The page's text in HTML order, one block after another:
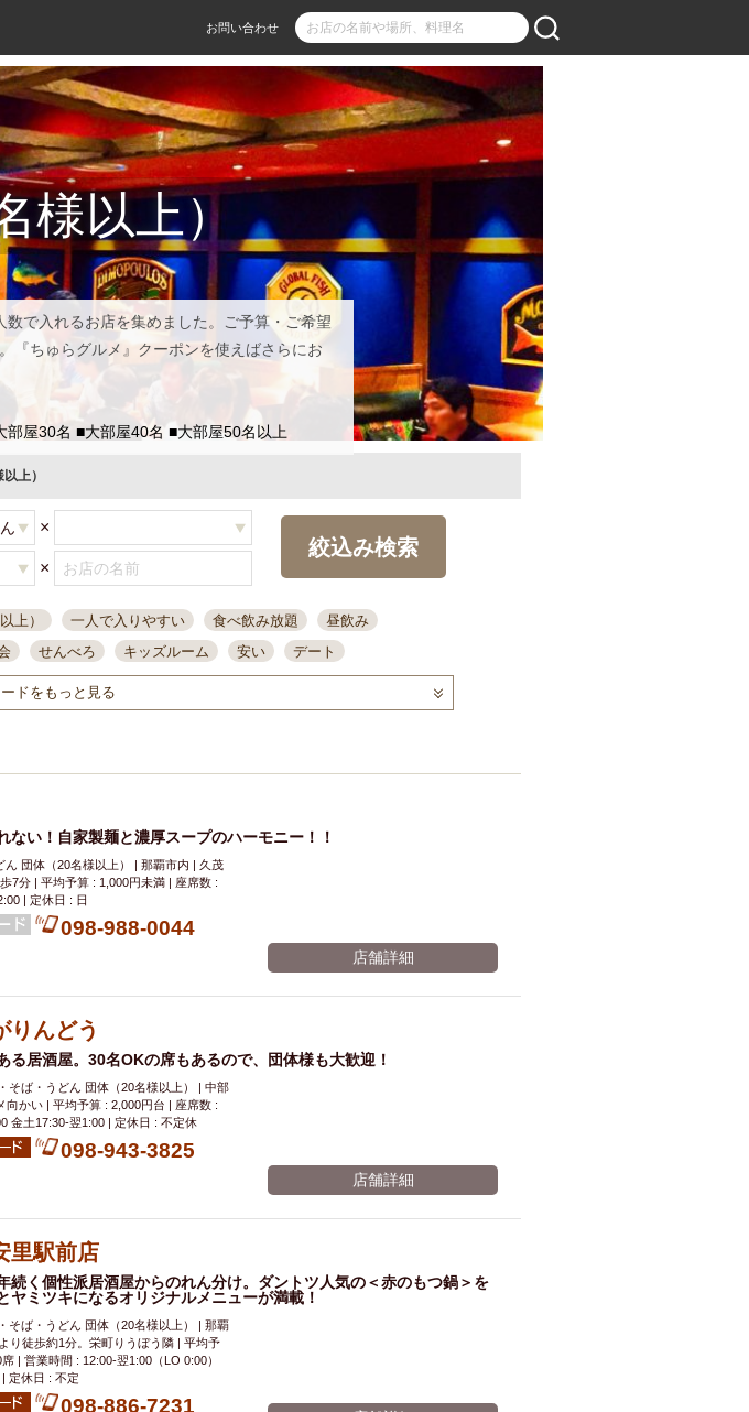
お問い合わせ
様以上）
で入れるお店を集めました。ご予算・ご希望
『ちゅらグルメ』クーポンを使えばさらにお
部屋30名 ■大部屋40名 ■大部屋50名以上
上）
×
×
絞込み検索
上） 一人で入りやすい 食べ飲み放題
昼飲み
せんべろ キッズルーム 安い
デート
誕生日 大人数
合 インスタ映え 座敷席 記念日 泡盛
喫煙可
レモンサワー 観光客に人気 大部屋30名
カウンター
コールビール ウィスキー テレビ 飲み会
ー 寿司 クリスマス 和食
旭橋駅周辺
民謡・生演奏 気軽に一杯
蠣 夜景・景色◎
ガーデン チーズ 天ぷら ラーメン
時間無制飲み放題
タイン 立ち飲み 5000円以上コース
割烹 女性専用トイレあり
つ) 炭火焼 ペイディ（給料日）
ジンギスカン
島野菜 しゃぶしゃぶ
ェディング 58KACHA-SEA
ガ盛り つけ麺 日本そば 冬限定メニュー
オーガニック プレミアムフライデー
イボール 飲み比べセット
チーズタッカルビ
ドをもっと見る
ない！自家製麺と濃厚スープのハーモニー！！
ん 団体（20名様以上） | 那覇市内 | 久茂
7分 | 平均予算 : 1,000円未満 | 座席数 :
| 定休日 : 日
098-988-0044
店舗詳細
んどう
る居酒屋。30名OKの席もあるので、団体様も大歓迎！
そば・うどん 団体（20名様以上） | 中部
向かい | 平均予算 : 2,000円台 | 座席数 :
金土17:30-翌1:00 | 定休日 : 不定休
098-943-3825
店舗詳細
駅前店
続く個性派居酒屋からのれん分け。ダントツ人気の＜赤のもつ鍋＞を
ヤミツキになるオリジナルメニューが満載！
そば・うどん 団体（20名様以上） | 那覇
り徒歩約1分。栄町りうぼう隣 | 平均予
| 営業時間 : 12:00-翌1:00（LO 0:00）
定休日 : 不定
098-886-7231